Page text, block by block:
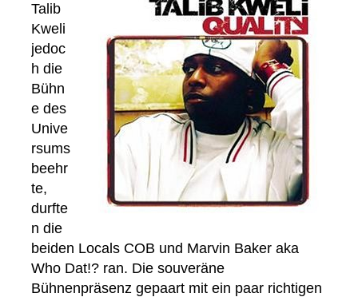
Talib
Kweli
jedoc
h die
Bühn
e des
Unive
rsums
beehr
te,
durfte
n die
beiden Locals COB und Marvin Baker aka
Who Dat!? ran. Die souveräne
Bühnenpräsenz gepaart mit ein paar richtigen